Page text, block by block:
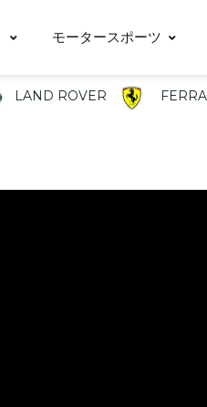
モータースポーツ
LAND ROVER